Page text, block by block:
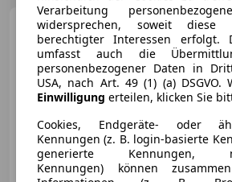
Aut.,Klima
€ 89
Verarbeitung
widersprechen, soweit diese
berechtigter Interessen erfolgt.
umfasst auch die
personenbezogener Daten in
USA, nach Art. 49 (1) (a) DSGVO.
Einwilligung erteilen, klicken Sie
Cookies, Endgeräte- oder
Kennungen (z. B. login-basierte
generierte Kennungen,
Kennungen) können